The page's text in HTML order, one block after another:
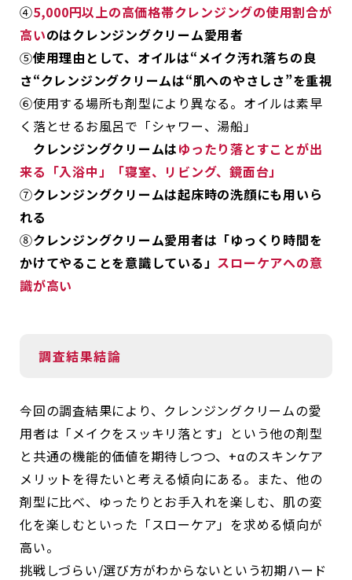
④5,000円以上の高価格帯クレンジングの使用割合が
高いのはクレンジングクリーム愛用者
⑤使用理由として、オイルは“メイク汚れ落ちの良
さ“クレンジングクリームは“肌へのやさしさ”を重視
⑥使用する場所も剤型により異なる。オイルは素早
く落とせるお風呂で「シャワー、湯船」
クレンジングクリームはゆったり落とすことが出
来る「入浴中」「寝室、リビング、鏡面台」
⑦クレンジングクリームは起床時の洗顔にも用いら
れる
⑧クレンジングクリーム愛用者は「ゆっくり時間を
かけてやることを意識している」 スローケアへの意
識が高い
調査結果結論
今回の調査結果により、クレンジングクリームの愛
用者は「メイクをスッキリ落とす」という他の剤型
と共通の機能的価値を期待しつつ、+αのスキンケア
メリットを得たいと考える傾向にある。また、他の
剤型に比べ、ゆったりとお手入れを楽しむ、肌の変
化を楽しむといった「スローケア」を求める傾向が
高い。
挑戦しづらい/選び方がわからないという初期ハード